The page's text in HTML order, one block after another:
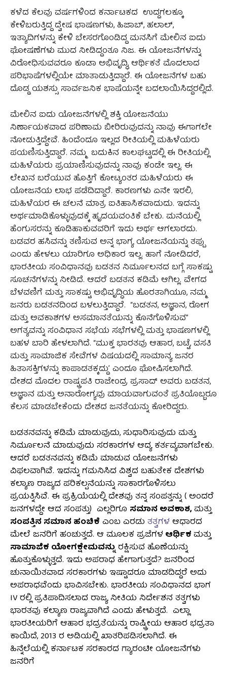
ಕಳೆದ ಕೆಲವು ವರ್ಷಗಳಿಂದ ಕರ್ನಾಟಕದ ಉದ್ದಗಲಕ್ಕೂ
ಕೇಳಿಬರುತ್ತಿದ್ದ ದ್ವೇಷ ಭಾಷಣಗಳು, ಹಿಜಾಬ್‌, ಹಲಾಲ್‌,
ಇತ್ಯಾದಿಗಳನ್ನು ಕೇಳಿ ಬೇಸರಗೊಂಡಿದ್ದ ಮನಸಿಗೆ ಮೇಲಿನ ಐದು
ಘೋಷಣೆಗಳು ಮುದ ನೀಡಿದ್ದಂತೂ ನಿಜ. ಈ ಯೋಜನೆಗಳನ್ನು
ವಿರೋಧಿಸುವವರೂ ಕೂಡಾ ಅಭಿವೃದ್ಧಿ, ಆರ್ಥಿಕತೆ ಮೊದಲಾದ
ಪರಿಭಾಷೆಗಳಲ್ಲಿಯೇ ಮಾತಾಡುತ್ತಿದ್ದಾರೆ. ಈ ಯೋಜನೆಗಳ ಬಹು
ದೊಡ್ಡ ಯಶಸ್ಸು ಸಾರ್ವಜನಿಕ ಭಾಷೆಯನ್ನೇ ಬದಲಾಯಿಸಿದ್ದರಲ್ಲಿದೆ.
ಮೇಲಿನ ಐದು ಯೋಜನೆಗಳಲ್ಲಿ ಶಕ್ತಿ ಯೋಜನೆಯು
ನಿರ್ಣಾಯಕವಾದ ಪರಿಣಾಮ ಬೀರಿರುವುದನ್ನು ನಾವು ಈಗಾಗಲೇ
ನೋಡುತ್ತಿದ್ದೇವೆ. ಹಿಂದೆಂದೂ ಇಲ್ಲದ ರೀತಿಯಲ್ಲಿ ಮಹಿಳೆಯರು
ಪಯಣಿಸುತ್ತಿದ್ದಾರೆ. ನಮ್ಮ ಬದುಕಿನ ಕಾಲಘಟ್ಟದಲ್ಲಿ ಈ ರೀತಿಯಲ್ಲಿ
ಮಹಿಳೆಯರು ಪ್ರಯಾಣಿಸುವುದನ್ನು ನಾವು ಕಂಡೇ ಇಲ್ಲ. ಈ
ಲೇಖನ ಬರೆಯುವ ಹೊತ್ತಿಗೆ ಕೋಟ್ಯಂತರ ಮಹಿಳೆಯರು ಈ
ಯೋಜನೆಯ ಲಾಭ ಪಡೆದಿದ್ದಾರೆ. ಕಾರಣಗಳು ಏನೇ ಇರಲಿ,
ಮಹಿಳೆಯರ ಈ ಚಲನೆ ಮಾತ್ರ ಐತಿಹಾಸಿಕವಾದುದು. ಇದನ್ನು
ಅರ್ಥಮಾಡಿಕೊಳ್ಳುವುದಕ್ಕೆ ಹೃದಯವಂತಿಕೆ ಬೇಕು. ಮನೆಯಲ್ಲಿ
ಹೆಂಗುಸರನ್ನು ಕೂಡಿಹಾಕುವವರಿಗೆ ಇದು ಅರ್ಥ ಆಗಲಾರದು.
ಬಡವರ ಹಸಿವನ್ನು ತಣಿಸುವ ಅನ್ನ ಭಾಗ್ಯ ಯೋಜನೆಯನ್ನು ತಪ್ಪು
ಎಂದು ಹೇಳಲು ಯಾರಿಗೂ ಅಧಿಕಾರ ಇಲ್ಲ. ಹಾಗೆ ನೋಡಿದರೆ,
ಭಾರತೀಯ ಸಂವಿಧಾನವು ಬಡತನ ನಿರ್ಮೂಲನದ ಬಗ್ಗೆ ಸಾಕಷ್ಟು
ಸೂಚನೆಗಳನ್ನು ನೀಡಿದೆ. ಆದರೆ ಬಡತನ ಕಡಿಮೆ ಆಗಿಲ್ಲ. ವೇಗದ
ಬೆಳವಣಿಗೆ ಮತ್ತು ಸಾಕಷ್ಟು ಅಭಿವೃದ್ಧಿಯ ಹೊರತಾಗಿಯೂ, ನಮ್ಮ
ಜನರು ಬಡತನದಿಂದ ಬಳಲುತ್ತಿದ್ದಾರೆ. “ಬಡತನ, ಅಜ್ಞಾನ, ರೋಗ
ಮತ್ತು ಅವಕಾಶಗಳ ಅಸಮಾನತೆಯನ್ನು ಕೊನೆಗೊಳಿಸುವ”
ಅಗತ್ಯವನ್ನು ಸಂವಿಧಾನ ಸಭೆಯ ಸಭೆಗಳಲ್ಲಿ ಮತ್ತು ಭಾಷಣಗಳಲ್ಲಿ
ಬಹಳ ಬಾರಿ ಹೇಳಲಾಗಿದೆ. “ಮುಕ್ತ ಭಾರತವು ಆಹಾರ, ಬಟ್ಟೆ, ವಸತಿ
ಮತ್ತು ಸಾಮಾಜಿಕ ಸೇವೆಗಳ ವಿಷಯದಲ್ಲಿ ಸಾಮಾನ್ಯ ಜನರ
ಹಿತಾಸಕ್ತಿಗಳನ್ನು ಕಾಪಾಡತಕ್ಕದ್ದುʼ ಎಂದೂ ಘೋಷಿಸಲಾಗಿದೆ.
ದೇಶದ ಮೊದಲ ರಾಷ್ಟ್ರಪತಿ ರಾಜೇಂದ್ರ ಪ್ರಸಾದ್ ಅವರು ಬಡತನ,
ಅಜ್ಞಾನ ಮತ್ತು ಅನಾರೋಗ್ಯವು ಮಾಯವಾಗುವಂತೆ ಪ್ರತಿಯೊಬ್ಬರೂ
ಕೆಲಸ ಮಾಡಬೇಕೆಂದು ದೇಶದ ಜನತೆಯನ್ನು ಕೋರಿದ್ದರು.
ಬಡತನವನ್ನು ಕಡಿಮೆ ಮಾಡುವುದು, ಸುಧಾರಿಸುವುದು ಮತ್ತು
ನಿರ್ಮೂಲನೆ ಮಾಡುವುದು ಸರಕಾರಗಳ ಆದ್ಯ ಕರ್ತವ್ಯವಾಗಬೇಕು.
ಆದರೆ ಬಡತನವನ್ನು ಕಡಿಮೆ ಮಾಡುವ ಯೋಜನೆಗಳು
ವಿಫಲವಾಗಿವೆ. ಇದನ್ನು ಗಮನಿಸಿದ ವಿಶ್ವದ ಬಹುತೇಕ ದೇಶಗಳು
ಕಲ್ಯಾಣ ರಾಜ್ಯದ ಪರಿಕಲ್ಪನೆಯನ್ನು ಸಾಕಾರಗೊಳಿಸಲು
ಪ್ರಯತ್ನಿಸಿವೆ. ಈ ಪ್ರಕ್ರಿಯೆಯಲ್ಲಿ ದೇಶವು ತನ್ನ ಸಂಪತ್ತನ್ನು ( ಅಂದರೆ
ಜನಗಳದ್ದೇ ಆದ ಸಂಪತ್ತು) ಎಲ್ಲರಿಗೂ ಸಮಾನ ಅವಕಾಶ,ಮತ್ತು
ಸಂಪತ್ತಿನ ಸಮಾನ ಹಂಚಿಕೆ ಎಂಬ ಎರಡು ತತ್ವಗಳ ಆಧಾರದ
ಮೇಲೆ ಜನರಿಗೆ ಹಂಚುತ್ತದೆ. ಆ ಮೂಲಕ ಪ್ರಜೆಗಳ ಆರ್ಥಿಕಮತ್ತು
ಸಾಮಾಜಿಕ ಯೋಗಕ್ಷೇಮವನ್ನುರಕ್ಷಿಸುವ ಹೊಣೆಯನ್ನು
ಹೊತ್ತುಕೊಳ್ಳುತ್ತದೆ. ಇದು ಅಪರಾಧ ಹೇಗಾಗುತ್ತದೆ? ಜನರಿಂದ
ಚುನಾಯಿತವಾದ ಸರಕಾರಗಳು ಇಷ್ಟಾದರೂ ಮಾಡದಿದ್ದರೆ ಅದು
ಅಪರಾಧವೆಂದು ಭಾವಿಸಬೇಕು. ಭಾರತೀಯ ಸಂವಿಧಾನದ ಭಾಗ
IV ರಲ್ಲಿ ಪ್ರತಿಪಾದಿಸಲಾದ ರಾಜ್ಯ ನೀತಿಯ ನಿರ್ದೇಶನ ತತ್ವಗಳು
ಭಾರತವು ಕಲ್ಯಾಣ ರಾಜ್ಯವಾಗಿದೆ ಎಂದು ಹೇಳುತ್ತದೆ. ಎಲ್ಲಾ
ಭಾರತೀಯರಿಗೆ ಆಹಾರ ಭದ್ರತೆಯನ್ನು ರಾಷ್ಟ್ರೀಯ ಆಹಾರ ಭದ್ರತಾ
ಕಾಯಿದೆ, 2013 ರ ಅಡಿಯಲ್ಲಿ ಖಾತರಿಪಡಿಸಲಾಗಿದೆ. ಈ
ಹಿನ್ನೆಲೆಯಲ್ಲಿ ಕರ್ನಾಟಕ ಸರಕಾರದ ಗ್ಯಾರಂಟೀ ಯೋಜನೆಗಳು
ಜನರಿಗೆ